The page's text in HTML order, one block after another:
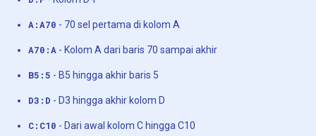
A:A70 - 70 sel pertama di kolom A
A70:A - Kolom A dari baris 70 sampai akhir
B5:5 - B5 hingga akhir baris 5
D3:D - D3 hingga akhir kolom D
C:C10 - Dari awal kolom C hingga C10